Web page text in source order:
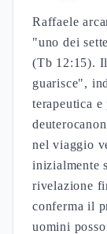
Raffaele
"uno dei
(Tb 12:15).
guarisce",
terapeutica
nel viaggio
inizialmente
rivelazione
conferma il
uomini